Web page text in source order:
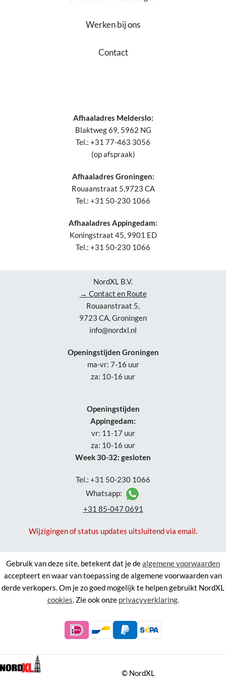
Werken bij ons
Contact
Afhaaladres Melderslo:
Blaktweg 69, 5962 NG
Tel.: +31 77-463 3056
(op afspraak)
Afhaaladres Groningen:
Rouaanstraat 5,9723 CA
Tel.: +31 50-230 1066
Afhaaladres Appingedam:
Koningstraat 45, 9901 ED
Tel.: +31 50-230 1066
NordXL B.V.
→ Contact en Route
Rouaanstraat 5,
9723 CA, Groningen
info@nordxl.nl
Openingstijden Groningen
ma-vr: 7-16 uur
za: 10-16 uur
Openingstijden
Appingedam:
vr: 11-17 uur
za: 10-16 uur
Week 30-32: gesloten
Tel.: +31 50-230 1066
Whatsapp:
+31 85-047 0691
Wijzigingen of status updates uitsluitend via email.
Gebruik van deze site, betekent dat je dealgemene voorwaarden
accepteert en waar van toepassing de algemene voorwaarden van
derde verkopers. Om je zo goed mogelijk te helpen gebruikt NordXL
cookies. Zie ook onze privacyverklaring.
© NordXL